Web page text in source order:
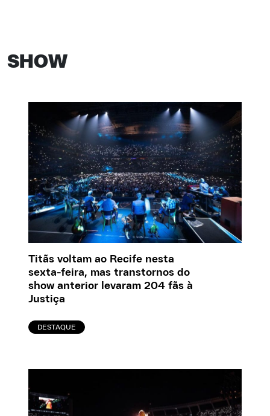
SHOW
Titãs voltam ao Recife nesta
sexta-feira, mas transtornos do
show anterior levaram 204 fãs à
Justiça
DESTAQUE